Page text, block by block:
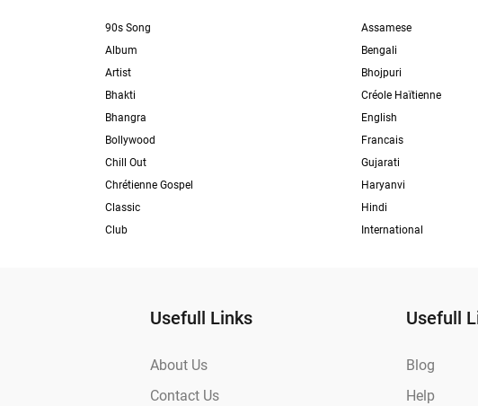
90s Song
Album
Artist
Bhakti
Bhangra
Bollywood
Chill Out
Chrétienne Gospel
Classic
Club
Assamese
Bengali
Bhojpuri
Créole Haïtienne
English
Francais
Gujarati
Haryanvi
Hindi
International
Usefull Links
About Us
Contact Us
Usefull
Blog
Help